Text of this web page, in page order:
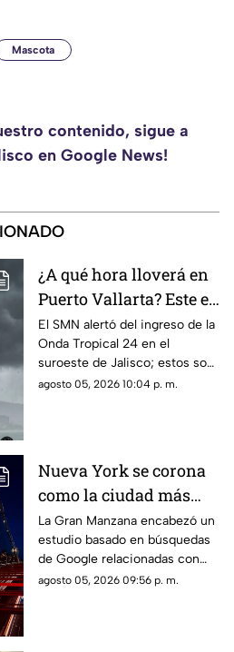
Mascota
contenido, sigue a
en Google News!
¿A qué hora lloverá en
Puerto Vallarta? Este es
el pronóstico del clima
para este 6 de agosto
El SMN alertó del ingreso de la
Onda Tropical 24 en el
suroeste de Jalisco; estos son
los cambios en el clima
agosto 05, 2026 10:04 p. m.
Nueva York se corona
como la ciudad más
romántica de Estados
Unidos
La Gran Manzana encabezó un
estudio basado en búsquedas
de Google relacionadas con
citas, restaurantes, propuestas
agosto 05, 2026 09:56 p. m.